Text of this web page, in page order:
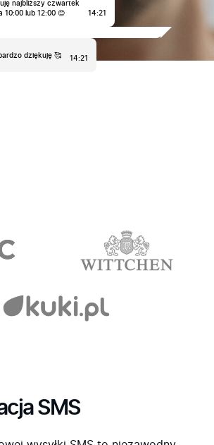
najbliższy czwartek
10:00 lub 12:00 😊
14:21
dziękuję 🥰 14:21
SMS